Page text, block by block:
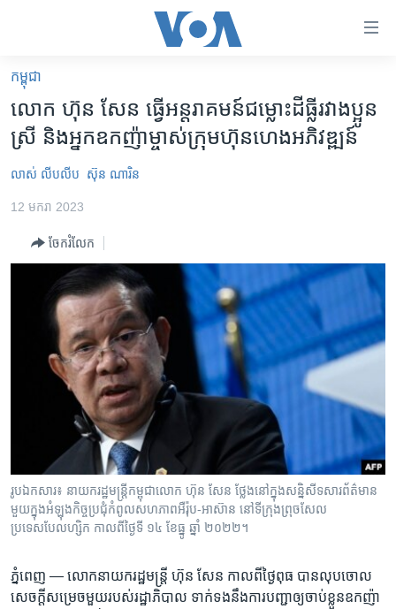
គេហទំព័រ​
ទាក់ទង
និង​
ទំព័រ​
ទៅ​
កាន់​
ស្វែង​
កម្ពុជា
អន្តរជាតិ
កម្ពុជាច្នៃប្រតិដ្ឋ
ព្រឹត្តិការណ៍ព័ត៌មាន
ទូរទស្សន៍ / វីដេអូ​
វិទ្យុ / ផតខាសថ៍
កម្មវិធីទាំងអស់
Khmer English
បណ្តាញ​សង្គម
កម្ពុជា
លោក ​ហ៊ុន សែន ​ធ្វើ​អន្តរាគមន៍​ជម្លោះ​ដីធ្លី​រវាង​ប្អូន​
ស្រី​ និង​អ្នក​ឧកញ៉ា​ម្ចាស់​ក្រុមហ៊ុន​ហេង​អភិវឌ្ឍន៍
លាស់ លីបលីប ស៊ុន ណារិន
12 មករា 2023
ចែករំលែក
រូបឯកសារ៖ នាយករដ្ឋមន្ត្រីកម្ពុជាលោក ហ៊ុន សែន ថ្លែងនៅក្នុងសន្និសីទសារព័ត៌មាន
មួយក្នុងអំឡុងកិច្ចប្រជុំកំពូលសហភាពអឺរ៉ុប-អាស៊ាន នៅទីក្រុងព្រុចសែល
ប្រទេសបែលហ្សិក កាលពីថ្ងៃទី ១៤ ខែធ្នូ ឆ្នាំ ២០២២។
ភ្នំពេញ — លោក​នាយក​រដ្ឋ​មន្ត្រី​ ហ៊ុន សែន ​កាល​ពី​ថ្ងៃ​ពុធ ​បាន​លុប​ចោល​
សេចក្តី​សម្រេច​មួយ​របស់​រដ្ឋាភិបាល ​ទាក់​ទង​នឹង​ការ​បញ្ជា​ឲ្យ​ចាប់​ខ្លួន​ឧកញ៉ា​